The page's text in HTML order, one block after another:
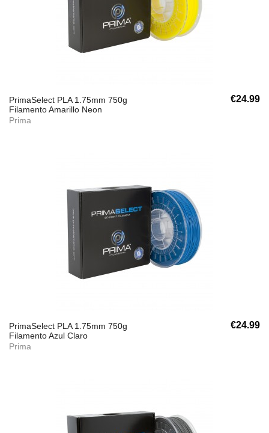
PrimaSelect PLA 1.75mm 750g
Filamento Amarillo Neon
Prima
€24.99
PrimaSelect PLA 1.75mm 750g
Filamento Azul Claro
Prima
€24.99